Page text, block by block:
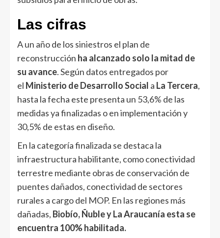
Las cifras
A un año de los siniestros el plan de
reconstrucción ha alcanzado solo la mitad de
su avance. Según datos entregados por
el Ministerio de Desarrollo Social a La Tercera,
hasta la fecha este presenta un 53,6% de las
medidas ya finalizadas o en implementación y
30,5% de estas en diseño.
En la categoría finalizada se destaca la
infraestructura habilitante, como conectividad
terrestre mediante obras de conservación de
puentes dañados, conectividad de sectores
rurales a cargo del MOP. En las regiones más
dañadas, Biobío, Ñuble y La Araucanía esta se
encuentra 100% habilitada.